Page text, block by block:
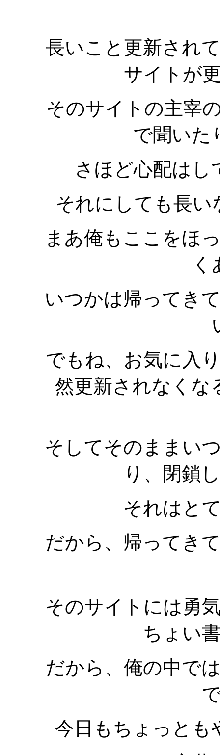
長いこと更新され
サイトが
そのサイトの主宰
で聞いた
さほど心配は
それにしても長い
まあ俺もここをほ
く
いつかは帰ってき
でもね、お気に入
然更新されなくな
そしてそのままい
り、閉鎖
それはと
だから、帰ってき
そのサイトには勇
ちょい
だから、俺の中で
今日もちょっとも